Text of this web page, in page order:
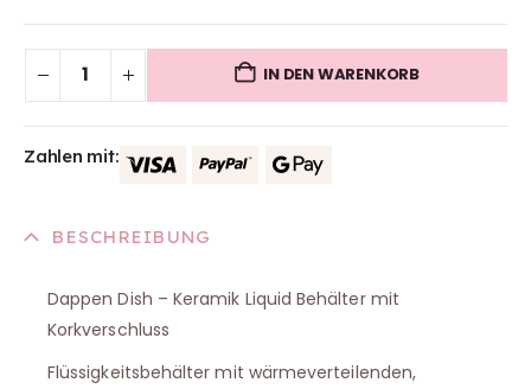
IN DEN WARENKORB
Zahlen mit:
BESCHREIBUNG
Dappen Dish – Keramik Liquid Behälter mit
Korkverschluss
Flüssigkeitsbehälter mit wärmeverteilenden,